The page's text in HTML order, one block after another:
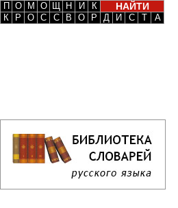
П О М О Щ Н И
К
К
Р О С С В О Р Д И С Т А